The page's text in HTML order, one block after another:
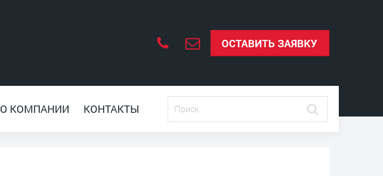
ОСТАВИТЬ ЗАЯВКУ
О КОМПАНИИ КОНТАКТЫ